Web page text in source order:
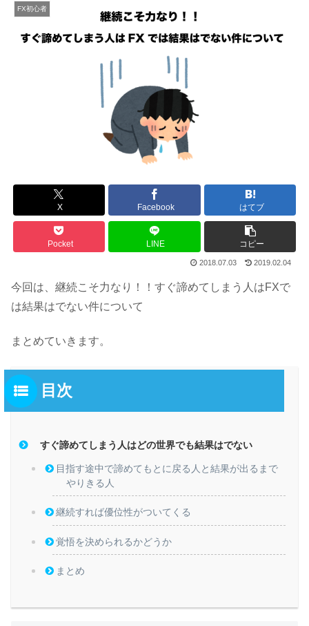
FX初心者
X Facebook はてブ
Pocket LINE コピー
2018.07.03 2019.02.04
今回は、継続こそ力なり！！すぐ諦めてしまう人はFXで
は結果はでない件について
まとめていきます。
目次
すぐ諦めてしまう人はどの世界でも結果はでない
目指す途中で諦めてもとに戻る人と結果が出るまで
やりきる人
継続すれば優位性がついてくる
覚悟を決められるかどうか
まとめ